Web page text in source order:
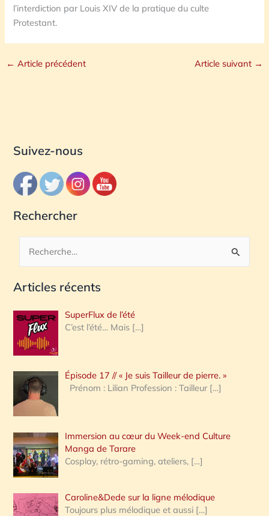
l’interdiction par Louis XIV de la pratique du culte
Protestant.
← Article précédent Article suivant →
Suivez-nous
Rechercher
c
e
r
c
h
e
:
Articles récents
SuperFlux de l’été
C’est l’été… Mais […]
Épisode 17 // « Je suis Tailleur de pierre. »
Prénom : Lilian Profession : Tailleur […]
Immersion au cœur du Week-end Culture
Manga de Tarare
Cosplay, rétro-gaming, ateliers, […]
Caroline&Dede sur la ligne mélodique
Toujours plus mélodique et aussi […]